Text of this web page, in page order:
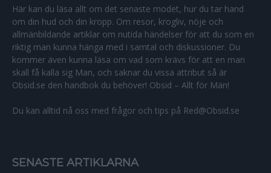
Här kan du läsa allt om det senaste modet, hur du tar hand
om din hud och din kropp. Om resor, krogliv, nöje och
allmänbildande artiklar om nutida händelser för att du som en
riktig man kunna hänga med i samtal och diskussioner. Du
kommer även kunna läsa om vad som krävs för att en man
skall få kalla sig Man, och saknar du vissa attribut så är
Obsid.se den handbok du behöver! Obsid – Allt för Män!
Du kan alltid nå oss med frågor och tips på Red@Obsid.se
SENASTE ARTIKLARNA